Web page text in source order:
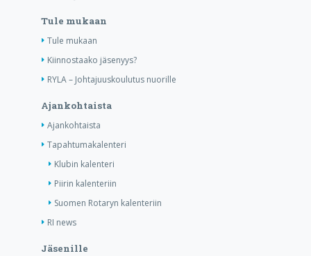
Tule mukaan
Tule mukaan
Kiinnostaako jäsenyys?
RYLA – Johtajuuskoulutus nuorille
Ajankohtaista
Ajankohtaista
Tapahtumakalenteri
Klubin kalenteri
Piirin kalenteriin
Suomen Rotaryn kalenteriin
RI news
Jäsenille